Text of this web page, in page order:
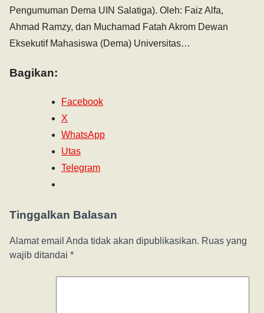
Pengumuman Dema UIN Salatiga). Oleh: Faiz Alfa,
Ahmad Ramzy, dan Muchamad Fatah Akrom Dewan
Eksekutif Mahasiswa (Dema) Universitas…
Bagikan:
Facebook
X
WhatsApp
Utas
Telegram
Tinggalkan Balasan
Alamat email Anda tidak akan dipublikasikan. Ruas yang
wajib ditandai *